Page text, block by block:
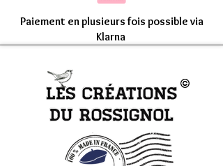
Paiement en plusieurs fois possible via
Klarna